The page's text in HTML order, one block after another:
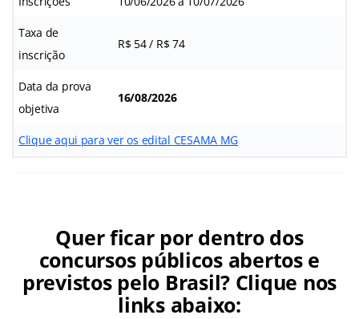
Taxa de
inscrição
R$ 54 / R$ 74
Data da prova
objetiva
16/08/2026
Clique aqui para ver os edital CESAMA MG
Quer ficar por dentro dos
concursos públicos abertos e
previstos pelo Brasil? Clique nos
links abaixo: